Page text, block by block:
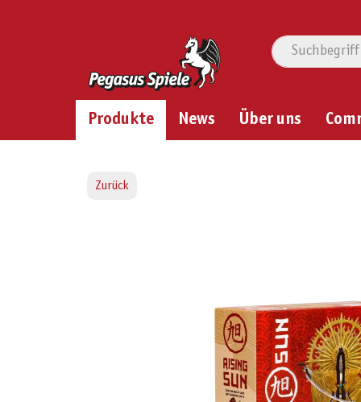
Produkte News Über uns
Zurück